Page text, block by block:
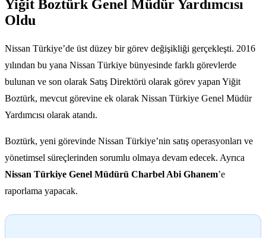
Yiğit Boztürk Genel Müdür Yardımcısı
Oldu
Nissan Türkiye’de üst düzey bir görev değişikliği gerçekleşti. 2016
yılından bu yana Nissan Türkiye bünyesinde farklı görevlerde
bulunan ve son olarak Satış Direktörü olarak görev yapan Yiğit
Boztürk, mevcut görevine ek olarak Nissan Türkiye Genel Müdür
Yardımcısı olarak atandı.
Boztürk, yeni görevinde Nissan Türkiye’nin satış operasyonları ve
yönetimsel süreçlerinden sorumlu olmaya devam edecek. Ayrıca
Nissan Türkiye Genel Müdürü Charbel Abi Ghanem’e
raporlama yapacak.